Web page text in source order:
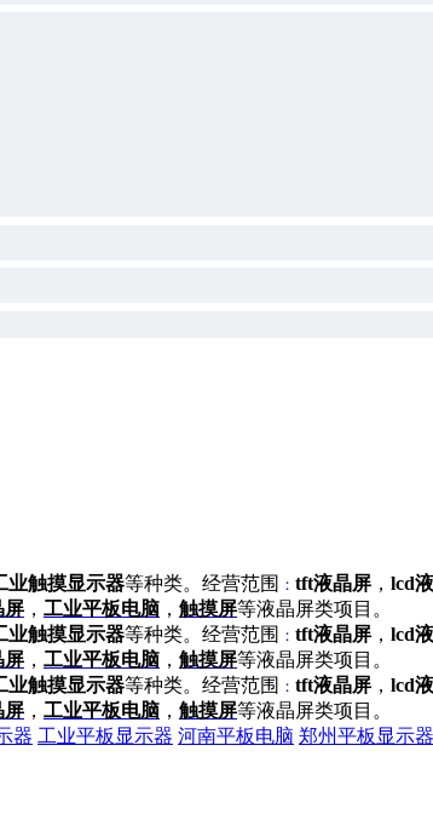
业触摸显示器等种类。经营范围 ： tft液晶屏 ， lcd
屏 ， 工业平板电脑 ， 触摸屏等液晶屏类项目。
业触摸显示器等种类。经营范围 ： tft液晶屏 ， lcd
屏 ， 工业平板电脑 ， 触摸屏等液晶屏类项目。
业触摸显示器等种类。经营范围 ： tft液晶屏 ， lcd
屏 ， 工业平板电脑 ， 触摸屏等液晶屏类项目。
器 工业平板显示器 河南平板电脑 郑州平板显示器